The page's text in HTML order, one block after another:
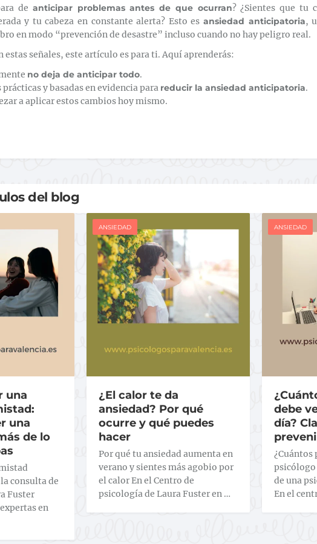
de anticipar problemas antes de que ocurran? ¿Sientes que tu
y tu cabeza en constante alerta? Esto es ansiedad anticipatoria,
en modo “prevención de desastre” incluso cuando no hay peligro real.
estas señales, este artículo es para ti. Aquí aprenderás:
no deja de anticipar todo.
y basadas en evidencia para reducir la ansiedad anticipatoria.
a aplicar estos cambios hoy mismo.
del blog
una
una
de lo
consulta de
Fuster
en
ANSIEDAD
¿El calor te da
ansiedad? Por qué
ocurre y qué puedes
hacer
Por qué tu ansiedad aumenta en
verano y sientes más agobio por
el calor En el Centro de
psicología de Laura Fuster en …
ANSIEDAD
debe
día?
¿Cuántos
psicólogo
de una
En el